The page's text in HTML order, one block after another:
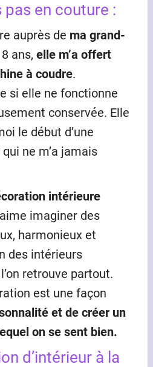
en couture :
auprès de ma grand-
ans, elle m’a offert
à coudre.
si elle ne fonctionne
conservée. Elle
le début d’une
ne m’a jamais
intérieure
imaginer des
harmonieux et
des intérieurs
retrouve partout.
est une façon
et de créer un
on se sent bien.
d’intérieur à la